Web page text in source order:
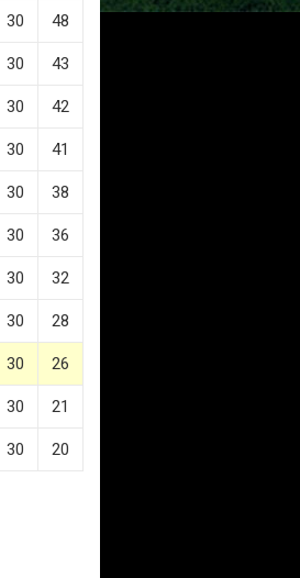
30 48
30 43
30 42
30 41
30 38
30 36
30 32
30 28
30 26
30 21
30 20